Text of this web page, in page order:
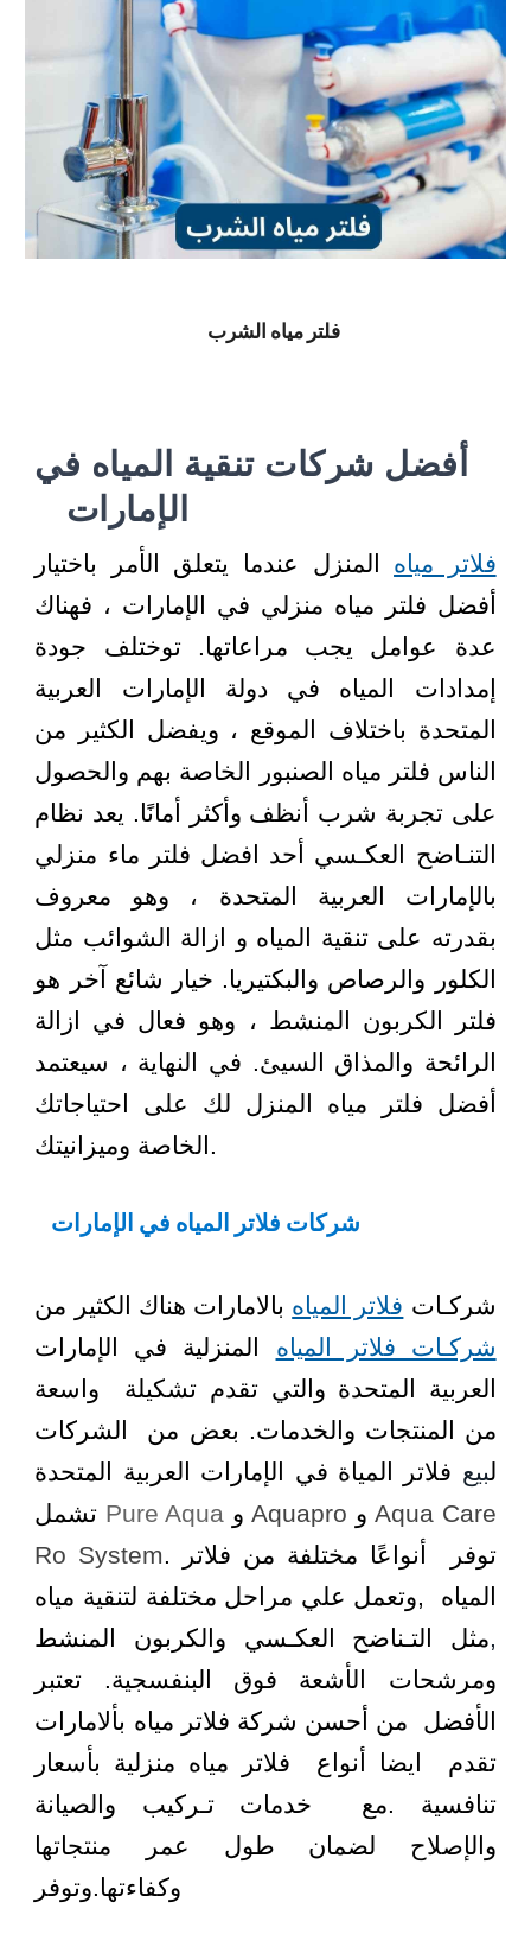
فلتر مياه الشرب
أفضل شركات تنقية المياه في
الإمارات ⁦⁩
فلاتر مياه المنزل عندما يتعلق الأمر باختيار
أفضل فلتر مياه منزلي في الإمارات ، فهناك
عدة عوامل يجب مراعاتها. توختلف جودة
إمدادات المياه في دولة الإمارات العربية
المتحدة باختلاف الموقع ، ويفضل الكثير من
الناس فلتر مياه الصنبور الخاصة بهم والحصول
على تجربة شرب أنظف وأكثر أمانًا. يعد نظام
التنـاضح العكـسي أحد افضل فلتر ماء منزلي
بالإمارات العربية المتحدة ، وهو معروف
بقدرته على تنقية المياه و ازالة الشوائب مثل
الكلور والرصاص والبكتيريا. خيار شائع آخر هو
فلتر الكربون المنشط ، وهو فعال في ازالة
الرائحة والمذاق السيئ. في النهاية ، سيعتمد
أفضل فلتر مياه المنزل لك على احتياجاتك
الخاصة وميزانيتك.
شركات فلاتر المياه في الإمارات
شركـات فلاتر المياه بالامارات هناك الكثير من
شركـات فلاتر المياه المنزلية في الإمارات
العربية المتحدة والتي تقدم تشكيلة واسعة
من المنتجات والخدمات. بعض من الشركات
لبيع فلاتر المياة في الإمارات العربية المتحدة
تشمل Pure Aqua وAquapro وAqua Care
Ro System. توفر أنواعًا مختلفة من فلاتر
المياه ,وتعمل علي مراحل مختلفة لتنقية مياه
,مثل التـناضح العكـسي والكربون المنشط
ومرشحات الأشعة فوق البنفسجية. تعتبر
الأفضل من أحسن شركة فلاتر مياه بألامارات
تقدم ايضا أنواع فلاتر مياه منزلية بأسعار
تنافسية .مع خدمات تـركيب والصيانة
والإصلاح لضمان طول عمر منتجاتها
وكفاءتها.وتوفر